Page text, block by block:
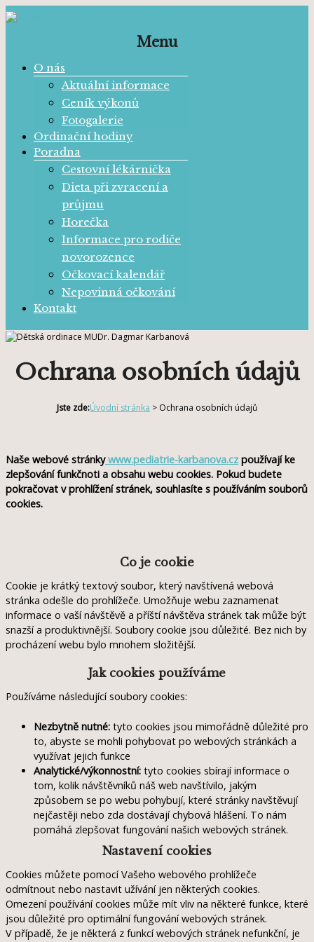
MUDr.
Dagmar
Karbanová
MUDr.
Karbanová
Menu
O nás
Aktuální informace
Ceník výkonů
Fotogalerie
Ordinační hodiny
Poradna
Cestovní lékárnička
Dieta při zvracení a
průjmu
Horečka
Informace pro rodiče
novorozence
Očkovací kalendář
Nepovinná očkování
Kontakt
Ochrana osobních údajů
Jste zde:Úvodní stránka > Ochrana osobních údajů
Naše webové stránkywww.pediatrie-karbanova.czpoužívají ke
zlepšování funkčnoti a obsahu webu cookies. Pokud budete
pokračovat v prohlížení stránek, souhlasíte s používáním souborů
cookies.
Co je cookie
Cookie je krátký textový soubor, který navštívená webová
stránka odešle do prohlížeče. Umožňuje webu zaznamenat
informace o vaší návštěvě a příští návštěva stránek tak může být
snazší a produktivnější. Soubory cookie jsou důležité. Bez nich by
procházení webu bylo mnohem složitější.
Jak cookies používáme
Používáme následující soubory cookies:
Nezbytně nutné: tyto cookies jsou mimořádně důležité pro
to, abyste se mohli pohybovat po webových stránkách a
využívat jejich funkce
Analytické/výkonnostní: tyto cookies sbírají informace o
tom, kolik návštěvníků náš web navštívilo, jakým
způsobem se po webu pohybují, které stránky navštěvují
nejčastěji nebo zda dostávají chybová hlášení. To nám
pomáhá zlepšovat fungování našich webových stránek.
Nastavení cookies
Cookies můžete pomocí Vašeho webového prohlížeče
odmítnout nebo nastavit užívání jen některých cookies.
Omezení používání cookies může mít vliv na některé funkce, které
jsou důležité pro optimální fungování webových stránek.
V případě, že je některá z funkcí webových stránek nefunkční, je